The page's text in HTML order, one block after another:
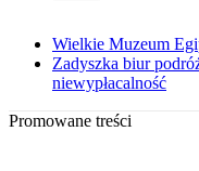
Wielkie Muzeum
Zadyszka biur
niewypłacalność
Promowane treści